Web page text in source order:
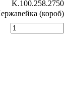
K.100.258.2750
(короб)